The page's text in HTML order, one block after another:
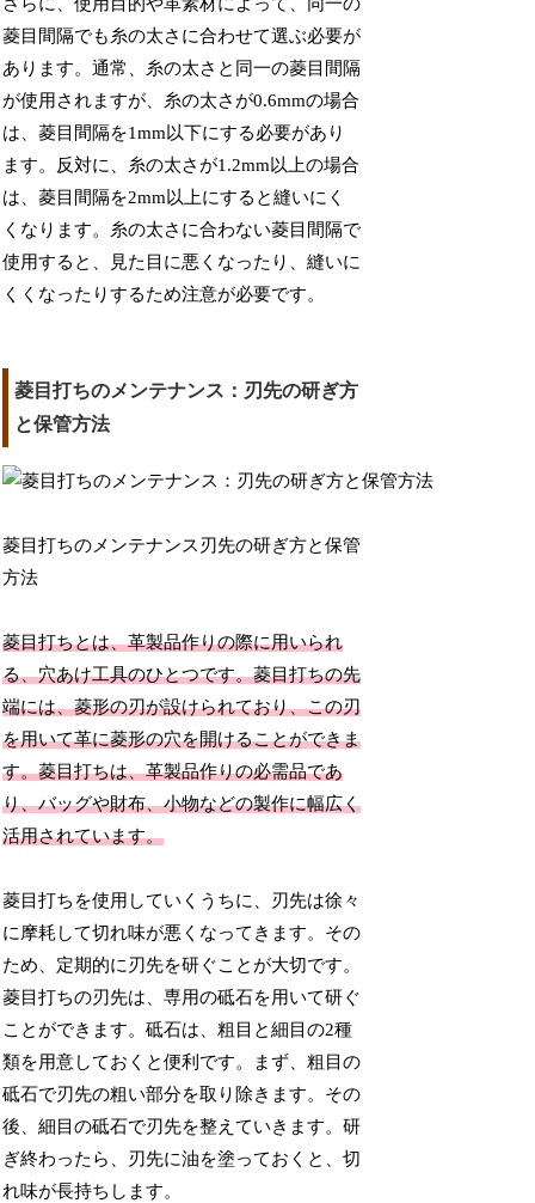
さらに、使用目的や革素材によって、同一の
菱目間隔でも糸の太さに合わせて選ぶ必要が
あります。通常、糸の太さと同一の菱目間隔
が使用されますが、糸の太さが0.6mmの場合
は、菱目間隔を1mm以下にする必要があり
ます。反対に、糸の太さが1.2mm以上の場合
は、菱目間隔を2mm以上にすると縫いにく
くなります。糸の太さに合わない菱目間隔で
使用すると、見た目に悪くなったり、縫いに
くくなったりするため注意が必要です。
菱目打ちのメンテナンス：刃先の研ぎ方
と保管方法
菱目打ちのメンテナンス刃先の研ぎ方と保管
方法
菱目打ちとは、革製品作りの際に用いられ
る、穴あけ工具のひとつです。菱目打ちの先
端には、菱形の刃が設けられており、この刃
を用いて革に菱形の穴を開けることができま
す。菱目打ちは、革製品作りの必需品であ
り、バッグや財布、小物などの製作に幅広く
活用されています。
菱目打ちを使用していくうちに、刃先は徐々
に摩耗して切れ味が悪くなってきます。その
ため、定期的に刃先を研ぐことが大切です。
菱目打ちの刃先は、専用の砥石を用いて研ぐ
ことができます。砥石は、粗目と細目の2種
類を用意しておくと便利です。まず、粗目の
砥石で刃先の粗い部分を取り除きます。その
後、細目の砥石で刃先を整えていきます。研
ぎ終わったら、刃先に油を塗っておくと、切
れ味が長持ちします。